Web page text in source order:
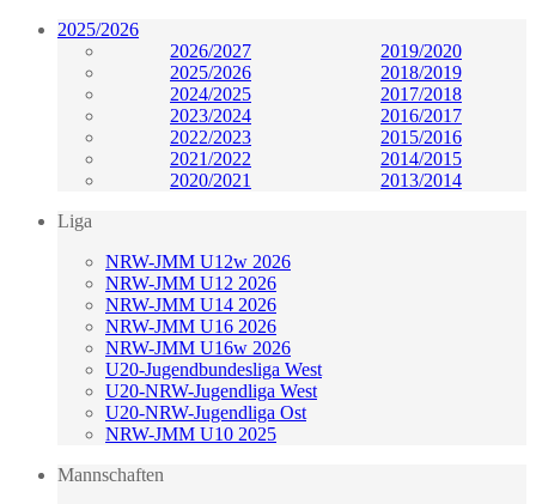
2025/2026
2026/2027
2019/2020
2025/2026
2018/2019
2024/2025
2017/2018
2023/2024
2016/2017
2022/2023
2015/2016
2021/2022
2014/2015
2020/2021
2013/2014
Liga
NRW-JMM U12w 2026
NRW-JMM U12 2026
NRW-JMM U14 2026
NRW-JMM U16 2026
NRW-JMM U16w 2026
U20-Jugendbundesliga West
U20-NRW-Jugendliga West
U20-NRW-Jugendliga Ost
NRW-JMM U10 2025
Mannschaften